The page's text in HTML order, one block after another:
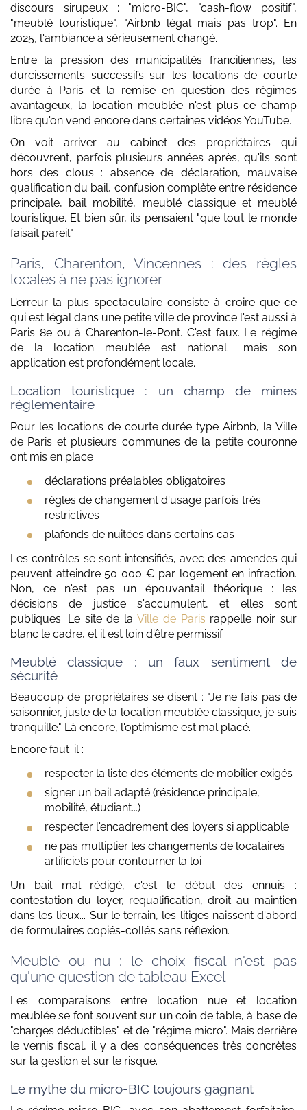
discours sirupeux : "micro-BIC", "cash-flow positif",
"meublé touristique", "Airbnb légal mais pas trop". En
2025, l'ambiance a sérieusement changé.
Entre la pression des municipalités franciliennes, les
durcissements successifs sur les locations de courte
durée à Paris et la remise en question des régimes
avantageux, la location meublée n'est plus ce champ
libre qu'on vend encore dans certaines vidéos YouTube.
On voit arriver au cabinet des propriétaires qui
découvrent, parfois plusieurs années après, qu'ils sont
hors des clous : absence de déclaration, mauvaise
qualification du bail, confusion complète entre résidence
principale, bail mobilité, meublé classique et meublé
touristique. Et bien sûr, ils pensaient "que tout le monde
faisait pareil".
Paris, Charenton, Vincennes : des règles
locales à ne pas ignorer
L'erreur la plus spectaculaire consiste à croire que ce
qui est légal dans une petite ville de province l'est aussi à
Paris 8e ou à Charenton-le-Pont. C'est faux. Le régime
de la location meublée est national... mais son
application est profondément locale.
Location touristique : un champ de mines
réglementaire
Pour les locations de courte durée type Airbnb, la Ville
de Paris et plusieurs communes de la petite couronne
ont mis en place :
déclarations préalables obligatoires
règles de changement d'usage parfois très
restrictives
plafonds de nuitées dans certains cas
Les contrôles se sont intensifiés, avec des amendes qui
peuvent atteindre 50 000 € par logement en infraction.
Non, ce n'est pas un épouvantail théorique : les
décisions de justice s'accumulent, et elles sont
publiques. Le site de la Ville de Paris rappelle noir sur
blanc le cadre, et il est loin d'être permissif.
Meublé classique : un faux sentiment de
sécurité
Beaucoup de propriétaires se disent : "Je ne fais pas de
saisonnier, juste de la location meublée classique, je suis
tranquille." Là encore, l'optimisme est mal placé.
Encore faut-il :
respecter la liste des éléments de mobilier exigés
signer un bail adapté (résidence principale,
mobilité, étudiant...)
respecter l'encadrement des loyers si applicable
ne pas multiplier les changements de locataires
artificiels pour contourner la loi
Un bail mal rédigé, c'est le début des ennuis :
contestation du loyer, requalification, droit au maintien
dans les lieux... Sur le terrain, les litiges naissent d'abord
de formulaires copiés-collés sans réflexion.
Meublé ou nu : le choix fiscal n'est pas
qu'une question de tableau Excel
Les comparaisons entre location nue et location
meublée se font souvent sur un coin de table, à base de
"charges déductibles" et de "régime micro". Mais derrière
le vernis fiscal, il y a des conséquences très concrètes
sur la gestion et sur le risque.
Le mythe du micro-BIC toujours gagnant